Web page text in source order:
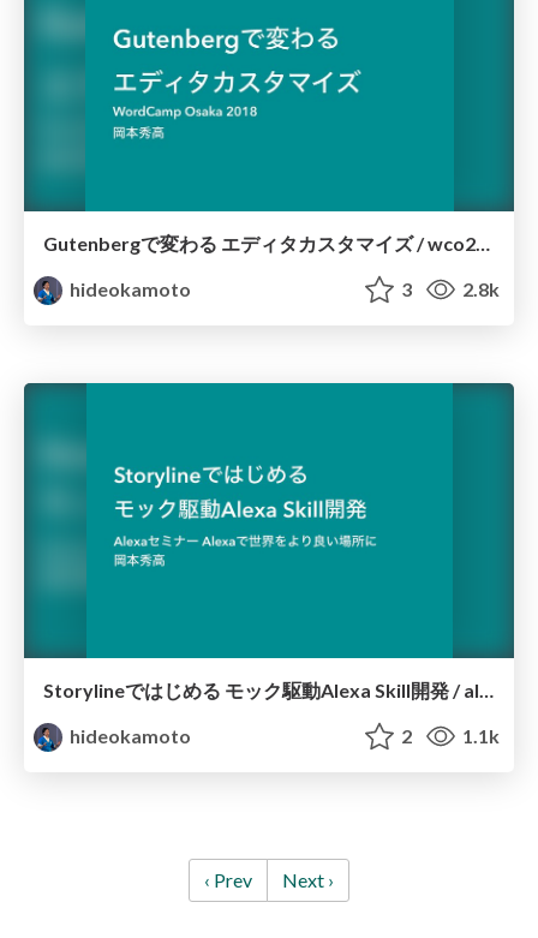
hideokamoto
3 2.8k
Storylineではじめる モック駆動Alexa Skill開発 / alexa-storyline
hideokamoto
2 1.1k
‹ Prev Next ›